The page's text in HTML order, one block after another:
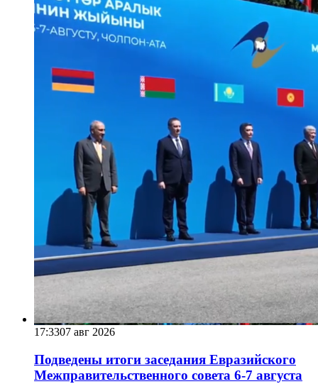
17:3307 авг 2026
Подведены итоги заседания Евразийского
Межправительственного совета 6-7 августа